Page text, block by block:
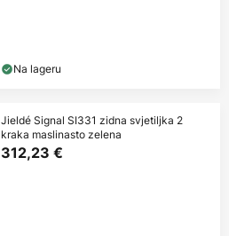
Na lageru
Jieldé Signal SI331 zidna svjetiljka 2
kraka maslinasto zelena
312,23 €